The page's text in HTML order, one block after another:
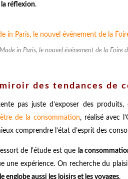
la réflexion.
Made in Paris, le nouvel événement de la Foire
des tendances de
pas juste d’exposer des
de la consommation, réalisé avec
comprendre l’état d’esprit des
de l'étude est que la
une expérience. On recherche du
englobe aussi les loisirs et les voyages.